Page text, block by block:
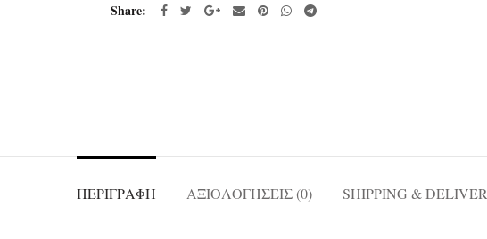
Share
ΠΕΡΙΓΡΑΦΉ ΑΞΙΟΛΟΓΉΣΕΙΣ (0) SHIPPING &